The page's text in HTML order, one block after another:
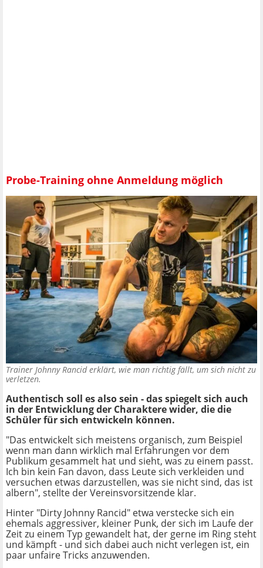
Probe-Training ohne Anmeldung möglich
Trainer Johnny Rancid erklärt, wie man richtig fällt, um sich nicht zu
verletzen.
Authentisch soll es also sein - das spiegelt sich auch
in der Entwicklung der Charaktere wider, die die
Schüler für sich entwickeln können.
"Das entwickelt sich meistens organisch, zum Beispiel
wenn man dann wirklich mal Erfahrungen vor dem
Publikum gesammelt hat und sieht, was zu einem passt.
Ich bin kein Fan davon, dass Leute sich verkleiden und
versuchen etwas darzustellen, was sie nicht sind, das ist
albern", stellte der Vereinsvorsitzende klar.
Hinter "Dirty Johnny Rancid" etwa verstecke sich ein
ehemals aggressiver, kleiner Punk, der sich im Laufe der
Zeit zu einem Typ gewandelt hat, der gerne im Ring steht
und kämpft - und sich dabei auch nicht verlegen ist, ein
paar unfaire Tricks anzuwenden.